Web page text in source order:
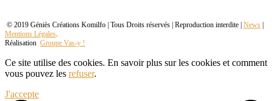
© 2019 Géniès Créations Komilfo | Tous Droits réservés | Reproduction interdite | News
Mentions Légales.
Réalisation Groupe Vas-y !
Ce site utilise des cookies. En savoir plus sur les cookies et comment
vous pouvez les refuser.
J'accepte